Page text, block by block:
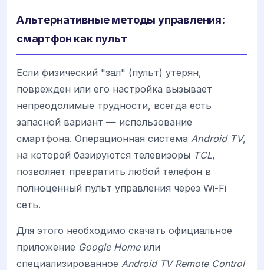
Альтернативные методы управления:
смартфон как пульт
Если физический "зал" (пульт) утерян,
поврежден или его настройка вызывает
непреодолимые трудности, всегда есть
запасной вариант — использование
смартфона. Операционная система Android TV,
на которой базируются телевизоры TCL,
позволяет превратить любой телефон в
полноценный пульт управления через Wi-Fi
сеть.
Для этого необходимо скачать официальное
приложение Google Homeили
специализированное Android TV Remote Control